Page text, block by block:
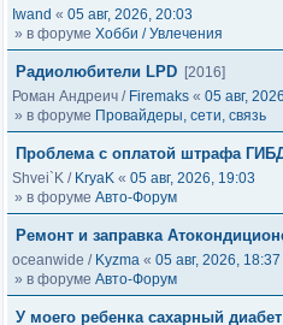
Iwand « 05 авг, 2026, 20:03
» в форуме Хобби / Увлечения
Радиолюбители LPD [2016]
Роман Андреич / Firemaks « 05 авг,
» в форуме Провайдеры, сети, связь
Проблема с оплатой штрафа
Shvei`K / KryaK « 05 авг, 2026, 19:03
» в форуме Авто-Форум
Ремонт и заправка
oceanwide / Kyzma « 05 авг, 2026, 18:37
» в форуме Авто-Форум
У моего ребенка сахарный диабет